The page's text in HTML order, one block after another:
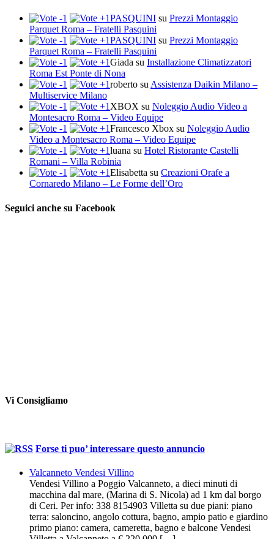
PASQUINI su Prezzi Montaggio
Parquet Roma – Fratelli Pasquini
PASQUINI su Prezzi Montaggio
Parquet Roma – Fratelli Pasquini
Giada su Installazione Climatizzatori
Roma Est Ponte di Nona
roberto su Assistenza Daikin Milano –
Multiservice Milano
XBOX su Noleggio Audio Video a
Montesacro Roma – Video Equipe
Francesco Xbox su Noleggio Audio
Video a Montesacro Roma – Video Equipe
luana su Hotel Ristorante Castelli
Romani – Villa Robinia
Elisabetta su Creazioni Orafe a
Cornaredo Milano – Le Forme dell’Oro
Seguici anche su Facebook
Vi Consigliamo
Forse ti puo’ interessare questo annuncio
Valcanneto Vendesi Villino
Vendesi Villino a Poggio Valcanneto, a dieci minuti di
macchina dal mare, (Marina di S. Nicola) ad 1 km dal borgo
di Ceri. Per info: 338 8154903 Villetta su due piani: piano
terra: saloncino, angolo cottura, bagno, ampio patio e giardino
primo piano: camera, cameretta, bagno e balcone Vendesi